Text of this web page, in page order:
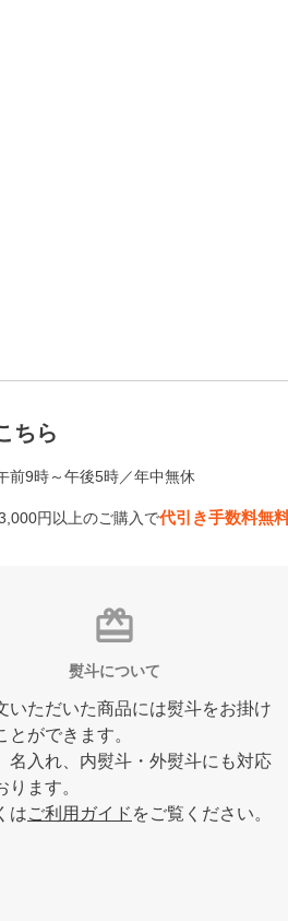
ちら
前9時～午後5時／年中無休
円以上のご購入で代引き手数料無
card_giftcard
熨斗について
いただいた商品には熨斗をお掛け
とができます。
名入れ、内熨斗・外熨斗にも対応
ります。
はご利用ガイド をご覧ください。